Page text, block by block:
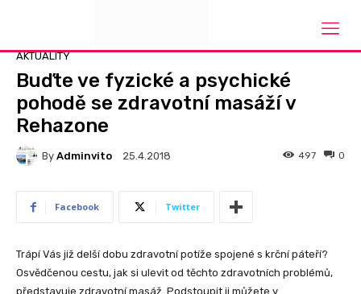
AKTUALITY
Buďte ve fyzické a psychické
pohodě se zdravotní masáží v
Rehazone
By Adminvito 25.4.2018 0
497
Facebook Twitter
Trápí Vás již delší dobu zdravotní potíže spojené s krční páteří?
Osvědčenou cestu, jak si ulevit od těchto zdravotních problémů,
představuje zdravotní masáž. Podstoupit ji můžete v